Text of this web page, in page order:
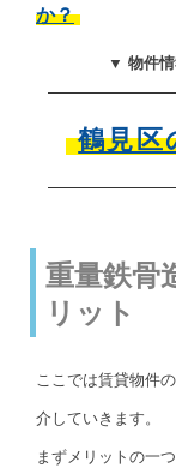
か？
▼ 物件情
鶴見区
重量鉄骨
リット
ここでは賃貸物件
介していきます。
まずメリットの一